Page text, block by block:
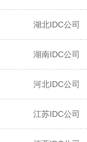
湖北IDC公司
湖南IDC公司
河北IDC公司
江苏IDC公司